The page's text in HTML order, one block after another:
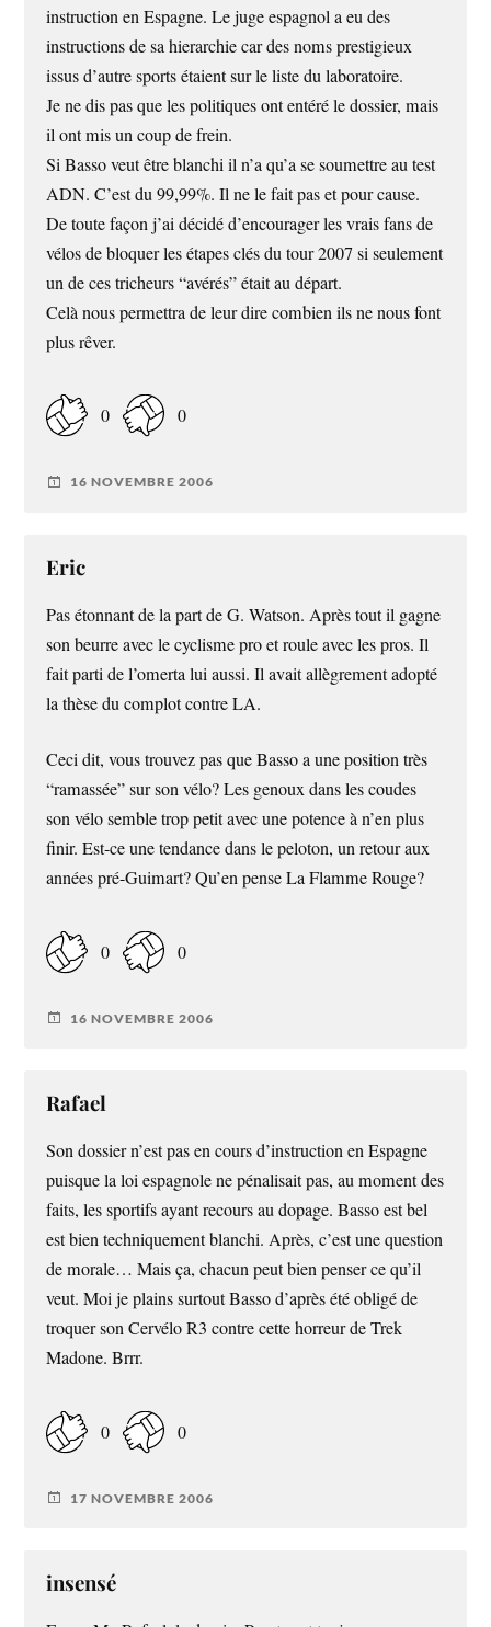
instruction en Espagne. Le juge espagnol a eu des
instructions de sa hierarchie car des noms prestigieux
issus d’autre sports étaient sur le liste du laboratoire.
Je ne dis pas que les politiques ont entéré le dossier, mais
il ont mis un coup de frein.
Si Basso veut être blanchi il n’a qu’a se soumettre au test
ADN. C’est du 99,99%. Il ne le fait pas et pour cause.
De toute façon j’ai décidé d’encourager les vrais fans de
vélos de bloquer les étapes clés du tour 2007 si seulement
un de ces tricheurs “avérés” était au départ.
Celà nous permettra de leur dire combien ils ne nous font
plus rêver.
0 0
16 NOVEMBRE 2006
Eric
Pas étonnant de la part de G. Watson. Après tout il gagne
son beurre avec le cyclisme pro et roule avec les pros. Il
fait parti de l’omerta lui aussi. Il avait allègrement adopté
la thèse du complot contre LA.
Ceci dit, vous trouvez pas que Basso a une position très
“ramassée” sur son vélo? Les genoux dans les coudes
son vélo semble trop petit avec une potence à n’en plus
finir. Est-ce une tendance dans le peloton, un retour aux
années pré-Guimart? Qu’en pense La Flamme Rouge?
0 0
16 NOVEMBRE 2006
Rafael
Son dossier n’est pas en cours d’instruction en Espagne
puisque la loi espagnole ne pénalisait pas, au moment des
faits, les sportifs ayant recours au dopage. Basso est bel
est bien techniquement blanchi. Après, c’est une question
de morale… Mais ça, chacun peut bien penser ce qu’il
veut. Moi je plains surtout Basso d’après été obligé de
troquer son Cervélo R3 contre cette horreur de Trek
Madone. Brrr.
0 0
17 NOVEMBRE 2006
insensé